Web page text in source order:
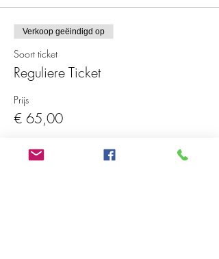
Verkoop geëindigd op
Soort ticket
Reguliere Ticket
Prijs
€ 65,00